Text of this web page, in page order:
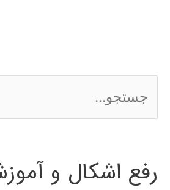
س
ج
رفع اشکال و